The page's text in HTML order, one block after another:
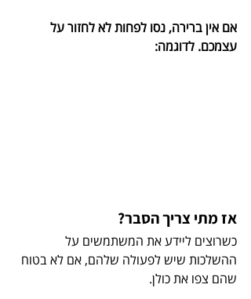
אם אין ברירה, נסו לפחות לא לחזור על
עצמכם. לדוגמה:
אז מתי צריך הסבר?
כשרוצים ליידע את המשתמשים על
ההשלכות שיש לפעולה שלהם, אם לא בטוח
שהם צפו את כולן.